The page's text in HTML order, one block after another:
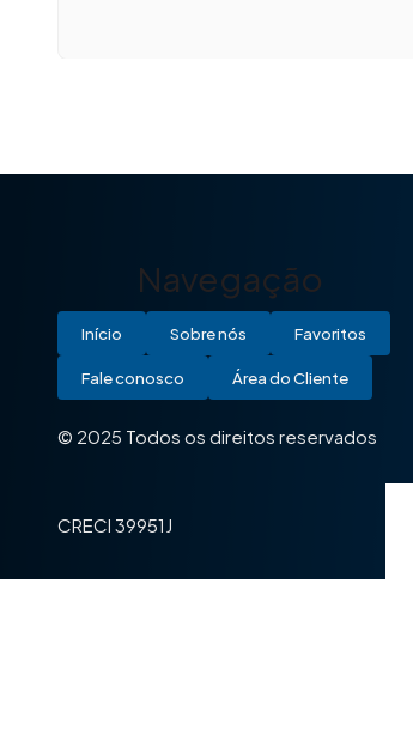
Navegação
Início Sobre nós Favoritos
Fale conosco Área do Cliente
© 2025 Todos os direitos reservados
CRECI 39951J